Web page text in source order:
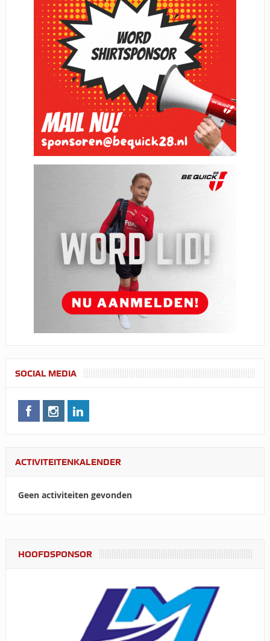
SOCIAL MEDIA
ACTIVITEITENKALENDER
Geen activiteiten gevonden
HOOFDSPONSOR